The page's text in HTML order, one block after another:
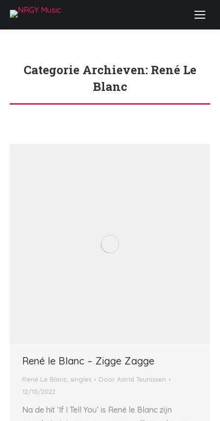
Categorie Archieven: René Le
Blanc
Je bent hier:
René le Blanc – Zigge Zagge
René Le Blanc singles Door Astrid Teunissen
12/10/2022
Na de hit ‘If I Tell You’ is René le Blanc zijn